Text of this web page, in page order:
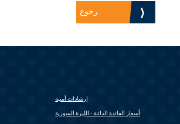
رجوع
إرشادات أمنية
أسعار الفائدة الدائنة - الليرة السورية